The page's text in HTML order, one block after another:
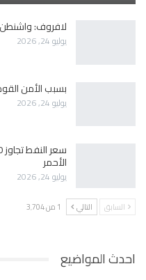
لافروف:
يوليو 24, 2026
بسبب الأمن
يوليو 24, 2026
الأحمر
يوليو 24, 2026
السابق التالي 1 من 3٬704
احدث المواضيع